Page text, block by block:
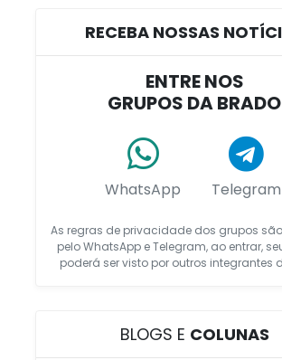
RECEBA NOSSAS
ENTRE NOS
GRUPOS DA BRADO
WhatsApp Telegram
As regras de privacidade dos grupos
pelo WhatsApp e Telegram, ao entrar,
poderá ser visto por outros integrantes
BLOGS E COLUNAS